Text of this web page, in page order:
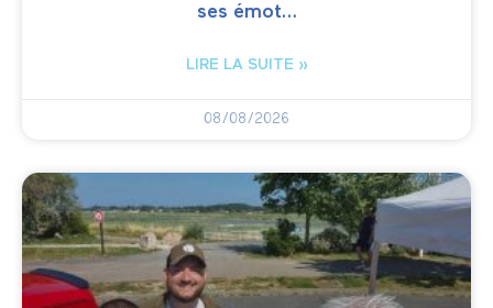
ses émot…
LIRE LA SUITE »
08/08/2026